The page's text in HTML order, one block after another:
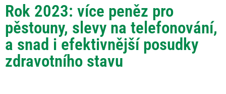
Rok 2023: více peněz pro
pěstouny, slevy na telefonování,
a snad i efektivnější posudky
zdravotního stavu